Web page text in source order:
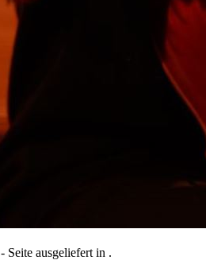
- Seite ausgeliefert in .